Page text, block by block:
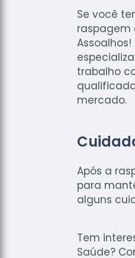
Se você
raspagem
trabalho
mercado.
Após a
para
alguns
Tem
Saúde?